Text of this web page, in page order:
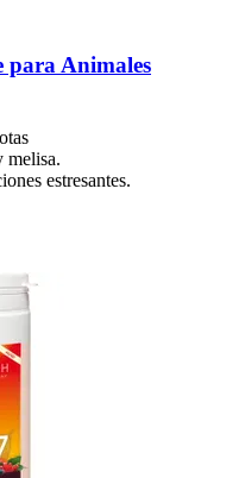
para Animales
melisa.
estresantes.